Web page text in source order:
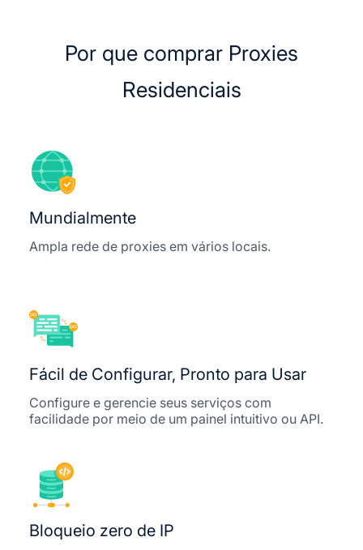
Por que comprar Proxies
Residenciais
Mundialmente
Ampla rede de proxies em vários locais.
Fácil de Configurar, Pronto para Usar
Configure e gerencie seus serviços com
facilidade por meio de um painel intuitivo ou API.
Bloqueio zero de IP